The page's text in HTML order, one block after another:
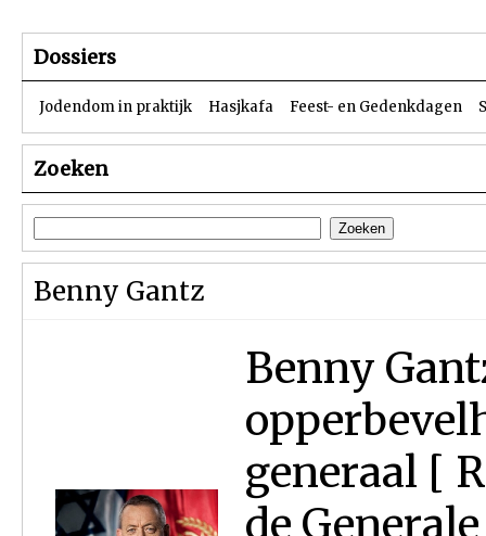
Dossiers
Jodendom in praktijk Hasjkafa Feest- en Gedenkdagen
Zoeken
Benny Gantz
Benny
generaal [
de